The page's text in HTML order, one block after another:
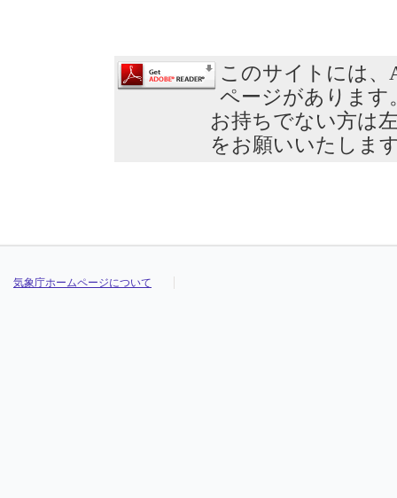
このサイトには、
ページがあります
お持ちでない方は
をお願いいたしま
気象庁ホームページについて